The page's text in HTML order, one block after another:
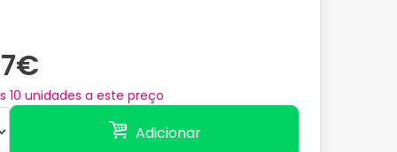
10 unidades a este preço
Adicionar